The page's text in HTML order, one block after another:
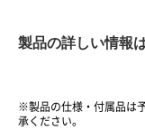
製品の詳しい情報
※製品の仕様・付属品は
承ください。